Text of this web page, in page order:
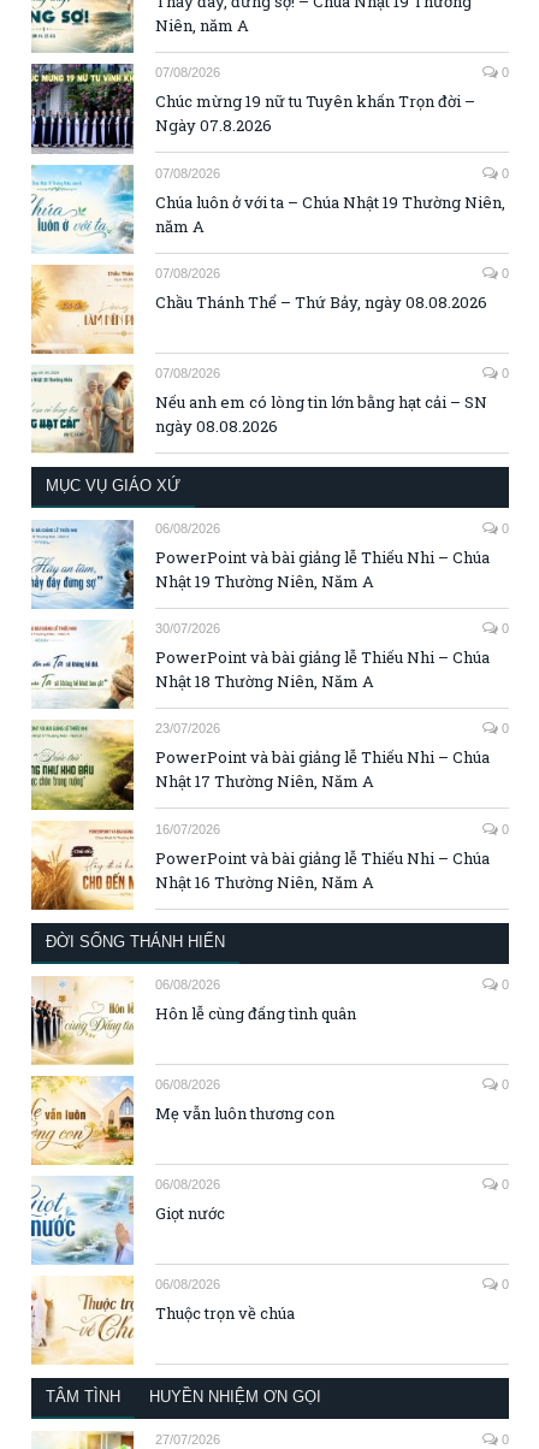
Niên, năm A
07/08/2026 0
Chúc mừng 19 nữ tu Tuyên khấn Trọn đời –
Ngày 07.8.2026
07/08/2026 0
Chúa luôn ở với ta – Chúa Nhật 19 Thường Niên,
năm A
07/08/2026 0
Chầu Thánh Thể – Thứ Bảy, ngày 08.08.2026
07/08/2026 0
Nếu anh em có lòng tin lớn bằng hạt cải – SN
ngày 08.08.2026
MỤC VỤ GIÁO XỨ
06/08/2026 0
PowerPoint và bài giảng lễ Thiếu Nhi – Chúa
Nhật 19 Thường Niên, Năm A
30/07/2026 0
PowerPoint và bài giảng lễ Thiếu Nhi – Chúa
Nhật 18 Thường Niên, Năm A
23/07/2026 0
PowerPoint và bài giảng lễ Thiếu Nhi – Chúa
Nhật 17 Thường Niên, Năm A
16/07/2026 0
PowerPoint và bài giảng lễ Thiếu Nhi – Chúa
Nhật 16 Thường Niên, Năm A
ĐỜI SỐNG THÁNH HIẾN
06/08/2026 0
Hôn lễ cùng đấng tình quân
06/08/2026 0
Mẹ vẫn luôn thương con
06/08/2026 0
Giọt nước
06/08/2026 0
Thuộc trọn về chúa
TÂM TÌNH HUYỀN NHIỆM ƠN GỌI
27/07/2026 0